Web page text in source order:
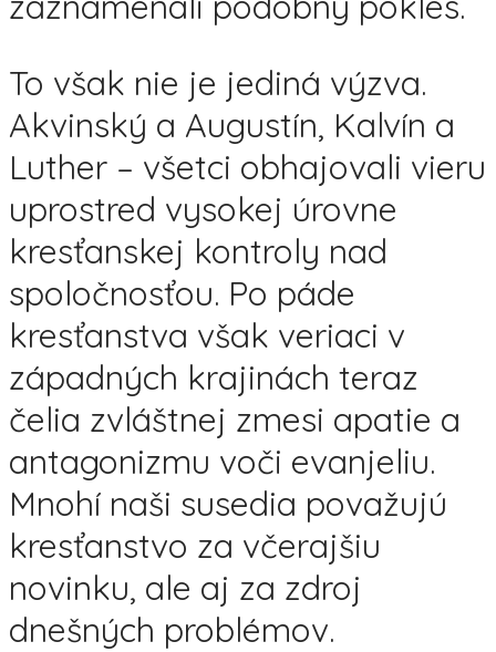
To však nie je jediná výzva.
Akvinský a Augustín, Kalvín a
Luther – všetci obhajovali vieru
uprostred vysokej úrovne
kresťanskej kontroly nad
spoločnosťou. Po páde
kresťanstva však veriaci v
západných krajinách teraz
čelia zvláštnej zmesi apatie a
antagonizmu voči evanjeliu.
Mnohí naši susedia považujú
kresťanstvo za včerajšiu
novinku, ale aj za zdroj
dnešných problémov.